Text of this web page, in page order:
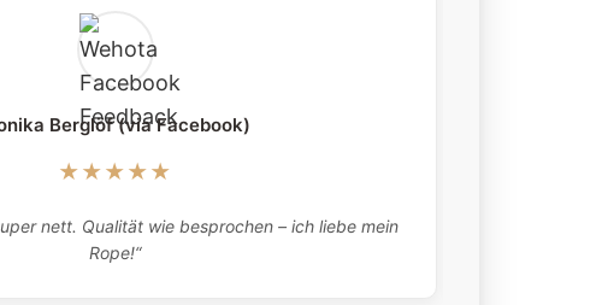
Berglöf (via Facebook)
★★★★★
nett. Qualität wie besprochen – ich liebe mein
Rope!“